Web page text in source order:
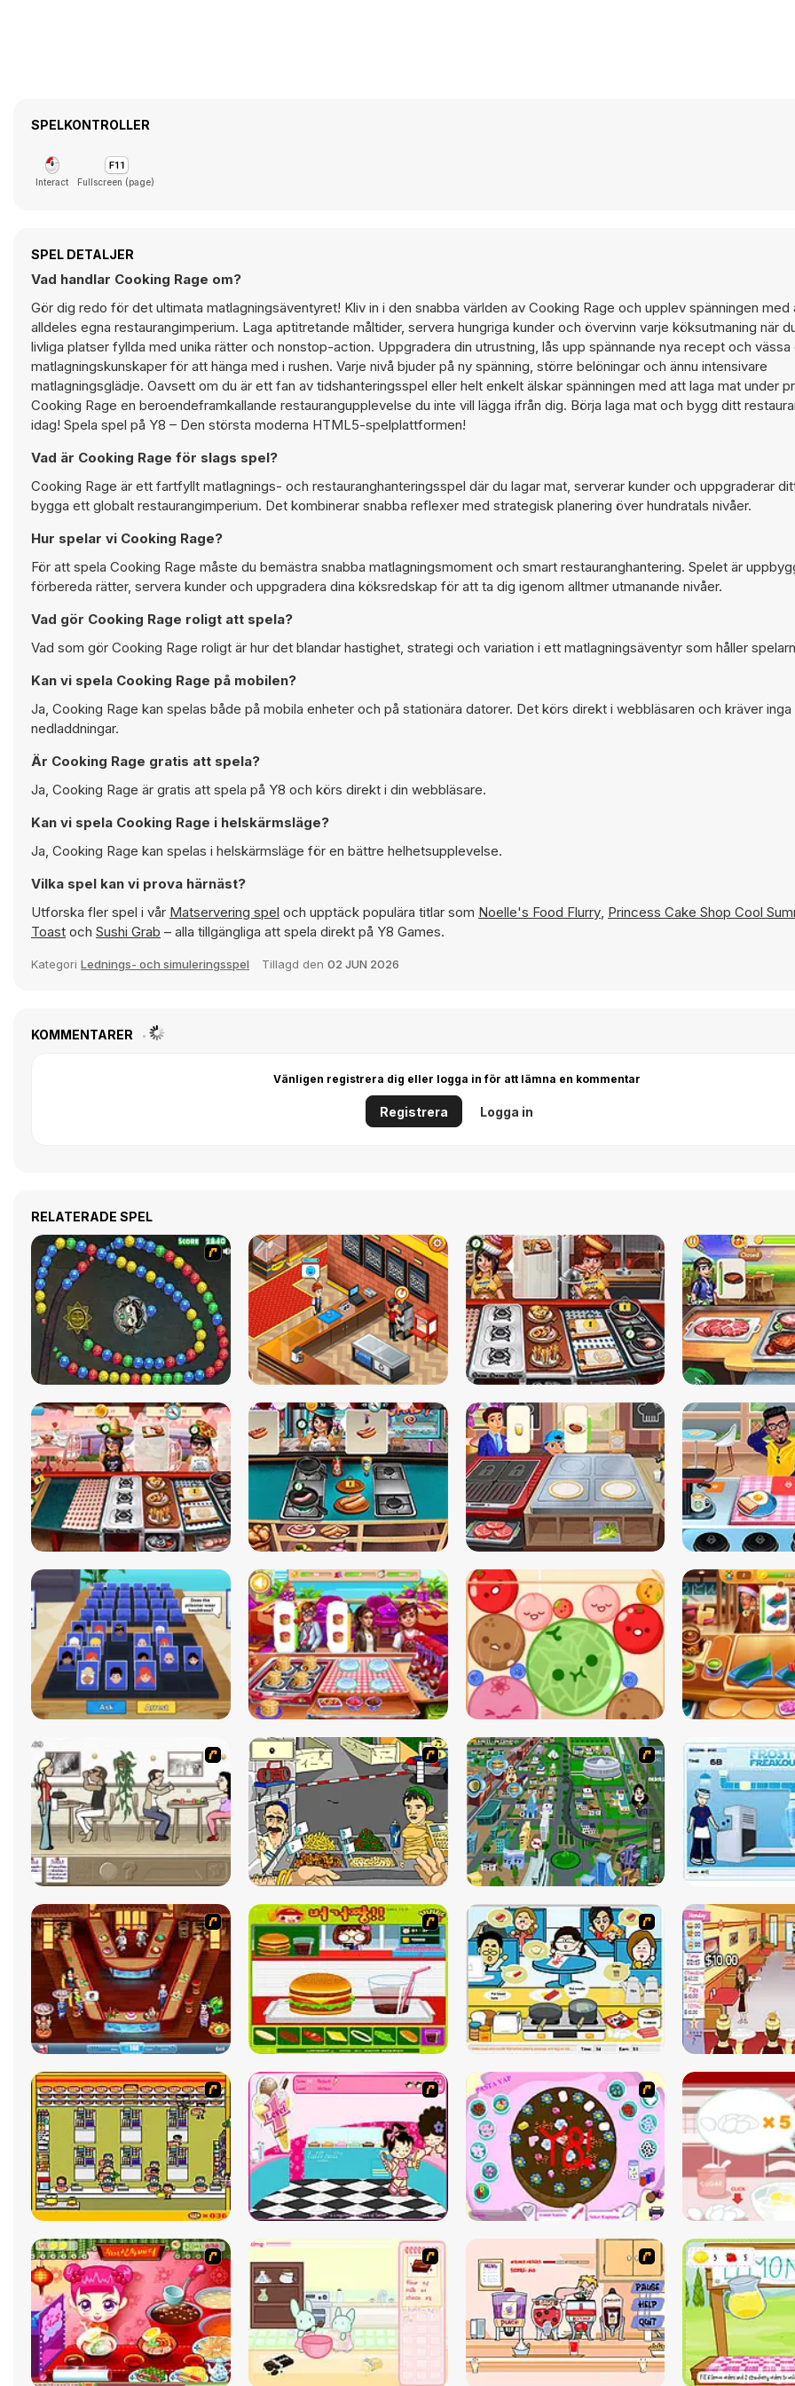
SPELKONTROLLER
Interact Fullscreen (page)
SPEL DETALJER
Vad handlar Cooking Rage om?
Gör dig redo för det ultimata matlagningsäventyret! Kliv in i den snabba världen av Cooking Rage och upplev spänningen
alldeles egna restaurangimperium. Laga aptitretande måltider, servera hungriga kunder och övervinn varje köksutmaning när
livliga platser fyllda med unika rätter och nonstop-action. Uppgradera din utrustning, lås upp spännande nya recept och vässa
matlagningskunskaper för att hänga med i rushen. Varje nivå bjuder på ny spänning, större belöningar och ännu intensivare
matlagningsglädje. Oavsett om du är ett fan av tidshanteringsspel eller helt enkelt älskar spänningen med att laga mat under
Cooking Rage en beroendeframkallande restaurangupplevelse du inte vill lägga ifrån dig. Börja laga mat och bygg ditt
idag! Spela spel på Y8 – Den största moderna HTML5-spelplattformen!
Vad är Cooking Rage för slags spel?
Cooking Rage är ett fartfyllt matlagnings- och restauranghanteringsspel där du lagar mat, serverar kunder och uppgraderar
bygga ett globalt restaurangimperium. Det kombinerar snabba reflexer med strategisk planering över hundratals nivåer.
Hur spelar vi Cooking Rage?
För att spela Cooking Rage måste du bemästra snabba matlagningsmoment och smart restauranghantering. Spelet är
förbereda rätter, servera kunder och uppgradera dina köksredskap för att ta dig igenom alltmer utmanande nivåer.
Vad gör Cooking Rage roligt att spela?
Vad som gör Cooking Rage roligt är hur det blandar hastighet, strategi och variation i ett matlagningsäventyr som håller
Kan vi spela Cooking Rage på mobilen?
Ja, Cooking Rage kan spelas både på mobila enheter och på stationära datorer. Det körs direkt i webbläsaren och kräver inga
nedladdningar.
Är Cooking Rage gratis att spela?
Ja, Cooking Rage är gratis att spela på Y8 och körs direkt i din webbläsare.
Kan vi spela Cooking Rage i helskärmsläge?
Ja, Cooking Rage kan spelas i helskärmsläge för en bättre helhetsupplevelse.
Vilka spel kan vi prova härnäst?
Utforska fler spel i vår Matservering spel och upptäck populära titlar som Noelle's Food Flurry, Princess Cake Shop Cool
Toast och Sushi Grab – alla tillgängliga att spela direkt på Y8 Games.
Kategori Lednings- och simuleringsspel Tillagd den 02 JUN 2026
KOMMENTARER
Vänligen registrera dig eller logga in för att lämna en kommentar
Registrera Logga in
RELATERADE SPEL